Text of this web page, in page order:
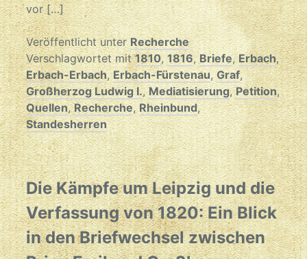
vor […]
Veröffentlicht unterRecherche
Verschlagwortet mit1810,1816,Briefe,Erbach,
Erbach-Erbach,Erbach-Fürstenau,Graf,
Großherzog Ludwig I.,Mediatisierung,Petition,
Quellen,Recherche,Rheinbund,
Standesherren
Die Kämpfe um Leipzig und die
Verfassung von 1820: Ein Blick
in den Briefwechsel zwischen